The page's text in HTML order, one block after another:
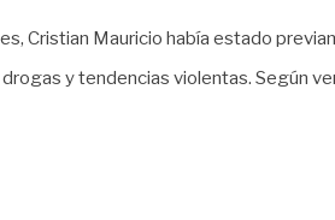
Cristian Mauricio había estado
y tendencias violentas. Según